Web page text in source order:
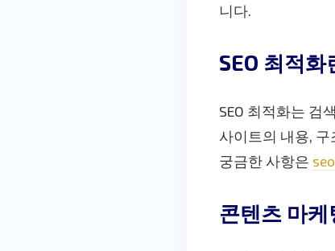
니다.
SEO 최적화
SEO 최적화는 검
사이트의 내용,
궁금한 사항은
콘텐츠 마